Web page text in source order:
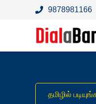
9878981166
தமிழில்